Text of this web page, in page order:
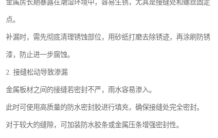
金属房长期暴露在潮湿环境中，容易生锈，尤其是接缝处和螺丝固定
点。
补漏时，需先彻底清理锈蚀部位，用砂纸打磨去除锈迹，再涂刷防锈
漆，防止进一步腐蚀。
2. 接缝松动导致渗漏
金属板材之间的接缝若密封不严，雨水容易渗入。
此时可使用高质量的防水密封胶进行填充，确保接缝处完全密封。
对于较大的缝隙，可加装防水胶条或金属压条增强密封性。